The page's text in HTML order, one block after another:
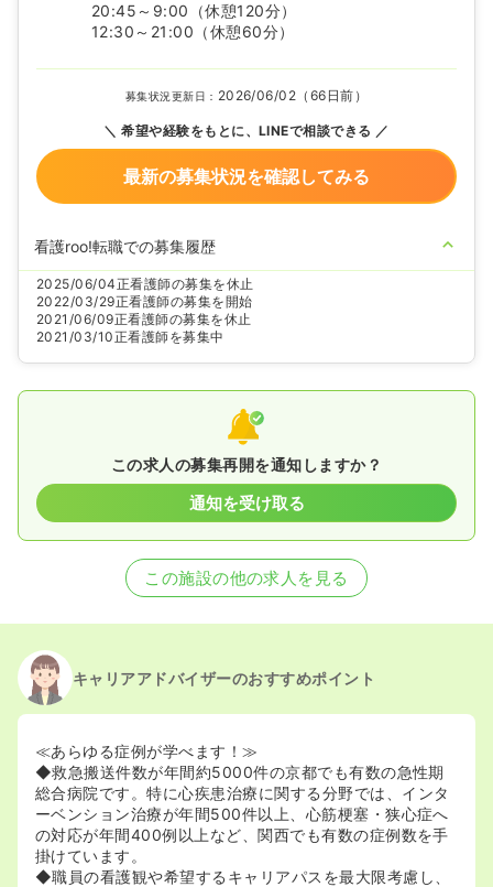
20:45～9:00
（休憩120分）
12:30～21:00 （休憩60分）
募集状況更新日： 2026/06/02（66日前）
希望や経験をもとに、LINEで相談できる
最新の募集状況を確認してみる
看護roo!転職での募集履歴
2025/06/04正看護師の募集を休止
2022/03/29正看護師の募集を開始
2021/06/09正看護師の募集を休止
2021/03/10正看護師を募集中
この求人の募集再開を通知しますか？
通知を受け取る
この施設の他の求人を見る
キャリアアドバイザーのおすすめポイント
≪あらゆる症例が学べます！≫
◆救急搬送件数が年間約5000件の京都でも有数の急性期
総合病院です。特に心疾患治療に関する分野では、インタ
ーベンション治療が年間500件以上、心筋梗塞・狭心症へ
の対応が年間400例以上など、関西でも有数の症例数を手
掛けています。
◆職員の看護観や希望するキャリアパスを最大限考慮し、